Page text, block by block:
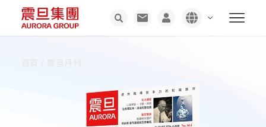
首頁 / 震旦月刊